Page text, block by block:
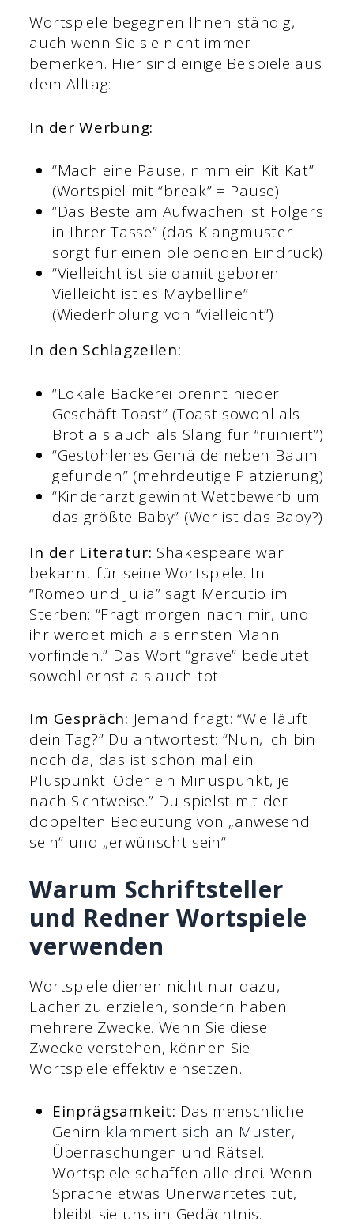
Wortspiele begegnen Ihnen ständig,
auch wenn Sie sie nicht immer
bemerken. Hier sind einige Beispiele aus
dem Alltag:
In der Werbung:
“Mach eine Pause, nimm ein Kit Kat”
(Wortspiel mit “break” = Pause)
“Das Beste am Aufwachen ist Folgers
in Ihrer Tasse” (das Klangmuster
sorgt für einen bleibenden Eindruck)
“Vielleicht ist sie damit geboren.
Vielleicht ist es Maybelline”
(Wiederholung von “vielleicht”)
In den Schlagzeilen:
“Lokale Bäckerei brennt nieder:
Geschäft Toast” (Toast sowohl als
Brot als auch als Slang für “ruiniert”)
“Gestohlenes Gemälde neben Baum
gefunden” (mehrdeutige Platzierung)
“Kinderarzt gewinnt Wettbewerb um
das größte Baby” (Wer ist das Baby?)
In der Literatur: Shakespeare war
bekannt für seine Wortspiele. In
“Romeo und Julia” sagt Mercutio im
Sterben: “Fragt morgen nach mir, und
ihr werdet mich als ernsten Mann
vorfinden.” Das Wort “grave” bedeutet
sowohl ernst als auch tot.
Im Gespräch: Jemand fragt: “Wie läuft
dein Tag?” Du antwortest: “Nun, ich bin
noch da, das ist schon mal ein
Pluspunkt. Oder ein Minuspunkt, je
nach Sichtweise.” Du spielst mit der
doppelten Bedeutung von „anwesend
sein“ und „erwünscht sein“.
Warum Schriftsteller
und Redner Wortspiele
verwenden
Wortspiele dienen nicht nur dazu,
Lacher zu erzielen, sondern haben
mehrere Zwecke. Wenn Sie diese
Zwecke verstehen, können Sie
Wortspiele effektiv einsetzen.
Einprägsamkeit: Das menschliche
Gehirn klammert sich an Muster,
Überraschungen und Rätsel.
Wortspiele schaffen alle drei. Wenn
Sprache etwas Unerwartetes tut,
bleibt sie uns im Gedächtnis.